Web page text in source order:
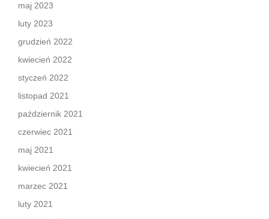
maj 2023
luty 2023
grudzień 2022
kwiecień 2022
styczeń 2022
listopad 2021
październik 2021
czerwiec 2021
maj 2021
kwiecień 2021
marzec 2021
luty 2021